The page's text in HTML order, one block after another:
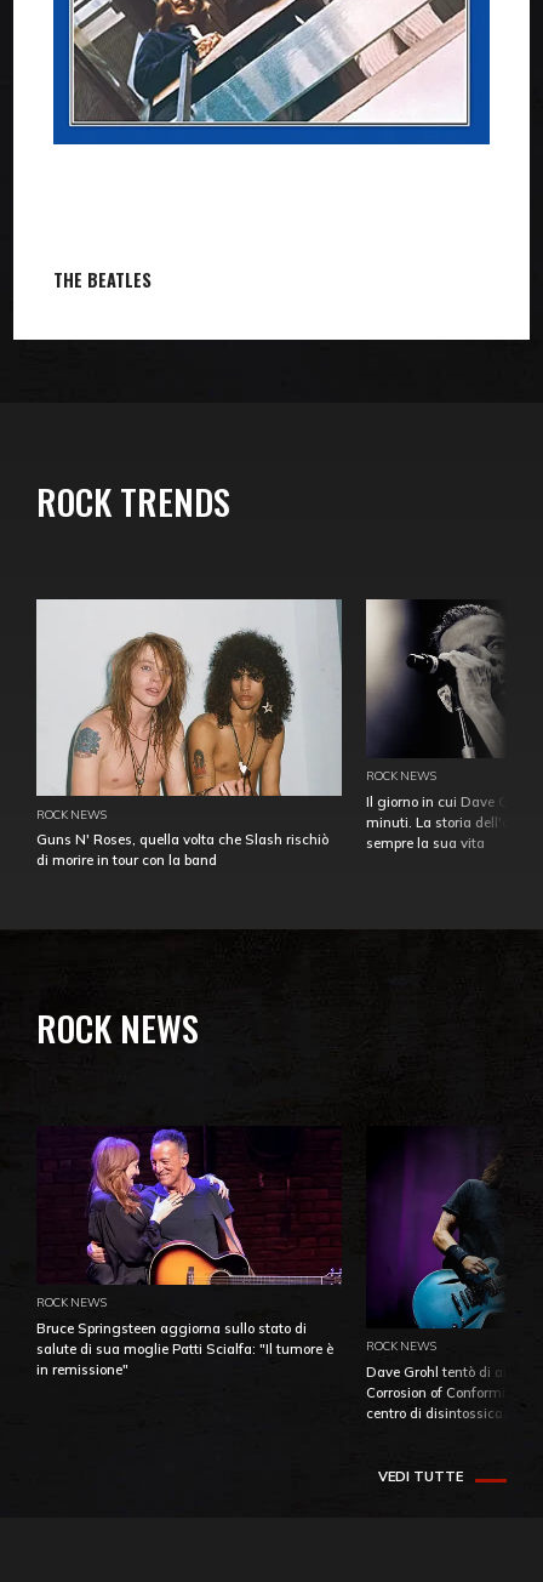
THE BEATLES
ROCK TRENDS
ROCK NEWS
Guns N' Roses, quella volta che Slash rischiò
di morire in tour con la band
ROCK NEWS
Il giorno in cui Dave
minuti. La storia
sempre la sua vita
ROCK NEWS
ROCK NEWS
Bruce Springsteen aggiorna sullo stato di
salute di sua moglie Patti Scialfa: "Il tumore è
in remissione"
ROCK NEWS
Dave Grohl tentò di
Corrosion of Conformity
centro di
VEDI TUTTE